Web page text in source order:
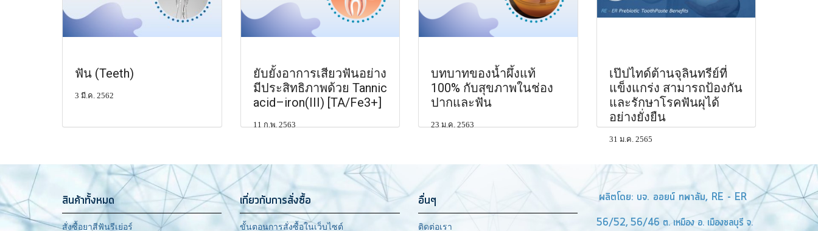
ฟัน (Teeth)
3 มี.ค. 2562
ยับยั้งอาการเสียวฟันอย่าง
มีประสิทธิภาพด้วย Tannic
acid–iron(III) [TA/Fe3+]
11 ก.พ. 2563
บทบาทของน้ำผึ้งแท้
100% กับสุขภาพในช่อง
ปากและฟัน
23 ม.ค. 2563
เป๊ปไทด์ต้านจุลินทรีย์ที่
แข็งแกร่ง สามารถป้องกัน
และรักษาโรคฟันผุได้
อย่างยั่งยืน
31 ม.ค. 2565
สินค้าทั้งหมด
สั่งซื้อยาสีฟันรีเย่อร์
เกี่ยวกับการสั่งซื้อ
ขั้นตอนการสั่งซื้อในเว็บไซต์
อื่นๆ
ติดต่อเรา
ผลิตโดย: บจ. ออยน์ ทพาลัม, RE - ER
56/52, 56/46 ต. เหมือง อ. เมืองชลบุรี จ.